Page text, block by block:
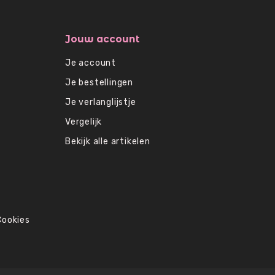
Jouw account
Je account
Je bestellingen
Je verlanglijstje
Vergelijk
Bekijk alle artikelen